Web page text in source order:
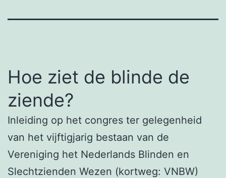
Hoe ziet de blinde de
ziende?
Inleiding op het congres ter gelegenheid
van het vijftigjarig bestaan van de
Vereniging het Nederlands Blinden en
Slechtzienden Wezen (kortweg: VNBW)